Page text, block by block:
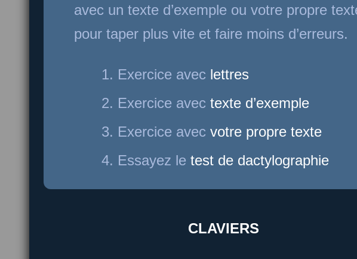
avec un texte d’exemple ou votre propre
pour taper plus vite et faire moins d’erreurs.
Exercice avec lettres
Exercice avec texte d’exemple
Exercice avec votre propre texte
Essayez le test de dactylographie
CLAVIERS